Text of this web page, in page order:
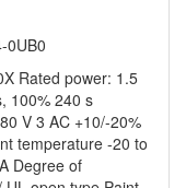
0UB0
Rated power: 1.5
100% 240 s
V 3 AC +10/-20%
temperature -20 to
Degree of